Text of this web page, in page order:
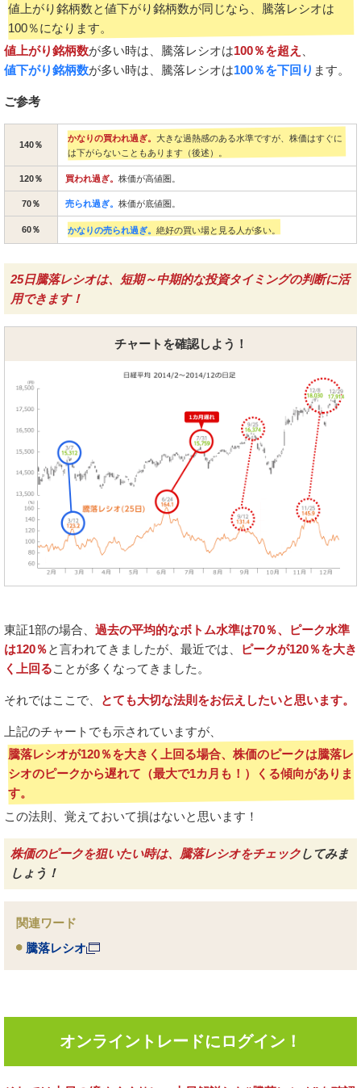
値上がり銘柄数と値下がり銘柄数が同じなら、騰落レシオは
100％になります。
値上がり銘柄数が多い時は、騰落レシオは100％を超え
値下がり銘柄数が多い時は、騰落レシオは100％を下回り ます。
ご参考
140％
かなりの買われ過ぎ。大きな過熱感のある水準ですが、株価はすぐに
は下がらないこともあります（後述）。
120％ 買われ過ぎ。 株価が高値圏。
70％ 売られ過ぎ。 株価が底値圏。
60％ かなりの売られ過ぎ。絶好の買い場と見る人が多い。
25日騰落レシオは、短期～中期的な投資タイミングの判断に活
用できます！
チャートを確認しよう！
東証1部の場合、 過去の平均的なボトム水準は70％、ピーク水準
は120％と言われてきましたが、最近では、
ピークが120％を大き
く上回ることが多くなってきました。
それではここで、 とても大切な法則をお伝えしたいと思います。
上記のチャートでも示されていますが、
騰落レシオが120％を大きく上回る場合、株価のピークは騰落レ
シオのピークから遅れて（最大で1カ月も！）くる傾向がありま
す。
この法則、覚えておいて損はないと思います！
株価のピークを狙いたい時は、騰落レシオをチェックしてみま
しょう！
関連ワード
騰落レシオ
オンライントレードにログイン！